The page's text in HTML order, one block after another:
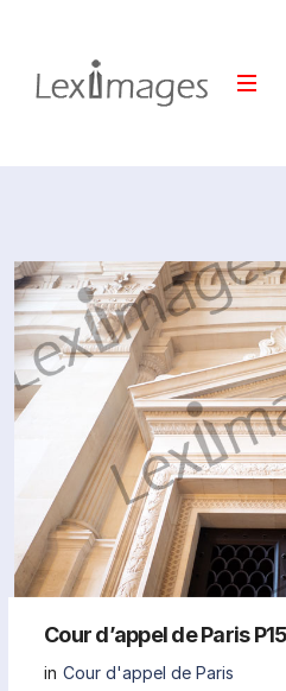
Cour d’appel de Paris
in Cour d'appel de Paris